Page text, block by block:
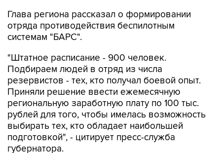
Глава региона рассказал о формировании
отряда противодействия беспилотным
системам "БАРС".
"Штатное расписание - 900 человек.
Подбираем людей в отряд из числа
резервистов - тех, кто получал боевой опыт.
Приняли решение ввести ежемесячную
региональную заработную плату по 100 тыс.
рублей для того, чтобы имелась возможность
выбирать тех, кто обладает наибольшей
подготовкой", - цитирует пресс-служба
губернатора.